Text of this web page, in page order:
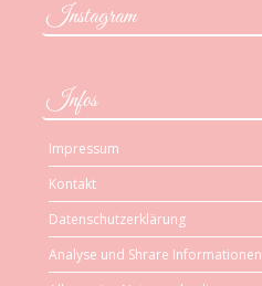
Instagram
Infos
Impressum
Kontakt
Datenschutzerklärung
Analyse und Shrare Informationen